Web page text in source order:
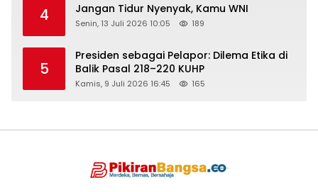
4 Jangan Tidur Nyenyak, Kamu WNI
Senin, 13 Juli 2026 10:05 189
5
Presiden sebagai Pelapor: Dilema Etika di
Balik Pasal 218–220 KUHP
Kamis, 9 Juli 2026 16:45 165